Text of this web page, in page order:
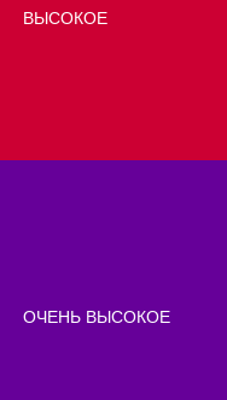
ВЫСОКОЕ
ОЧЕНЬ ВЫСОКОЕ